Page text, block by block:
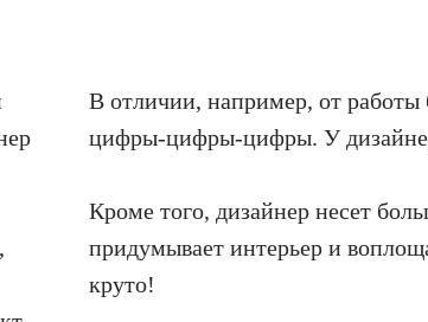
В отличии, например, от работы
цифры-цифры-цифры. У
Кроме того, дизайнер несет
придумывает интерьер и
круто!